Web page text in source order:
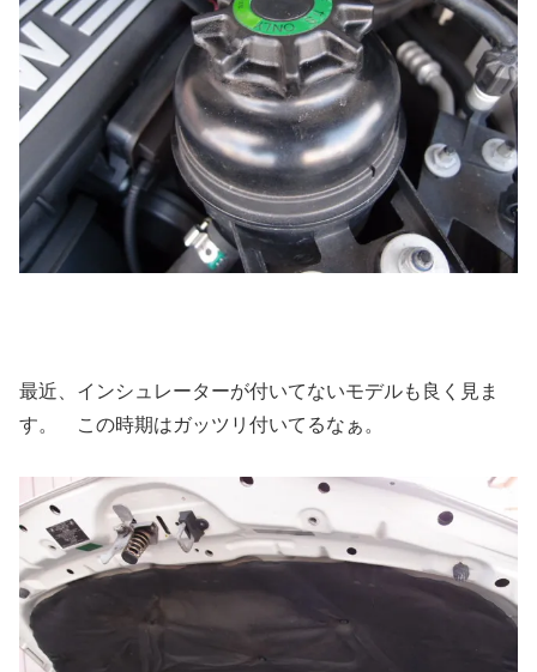
最近、インシュレーターが付いてないモデルも良く見ま
す。 この時期はガッツリ付いてるなぁ。